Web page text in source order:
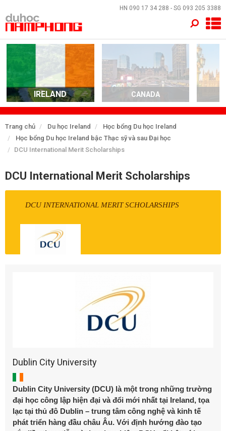
HN 090 17 34 288 - SG 093 205 3388
IRELAND CANADA
Trang chủ Du học Ireland
Học bổng Du học Ireland
Học bổng Du học Ireland bậc Thạc sỹ và sau Đại học
DCU International Merit Scholarships
DCU International Merit Scholarships
DCU INTERNATIONAL MERIT SCHOLARSHIPS
Dublin City University
Dublin City University (DCU) là một trong những trường
đại học công lập hiện đại và đổi mới nhất tại Ireland, tọa
lạc tại thủ đô Dublin – trung tâm công nghệ và kinh tế
phát triển hàng đầu châu Âu. Với định hướng đào tạo
×
TRANG CHỦ
EVENTS
DỊCH VỤ
VỀ NAM PHONG